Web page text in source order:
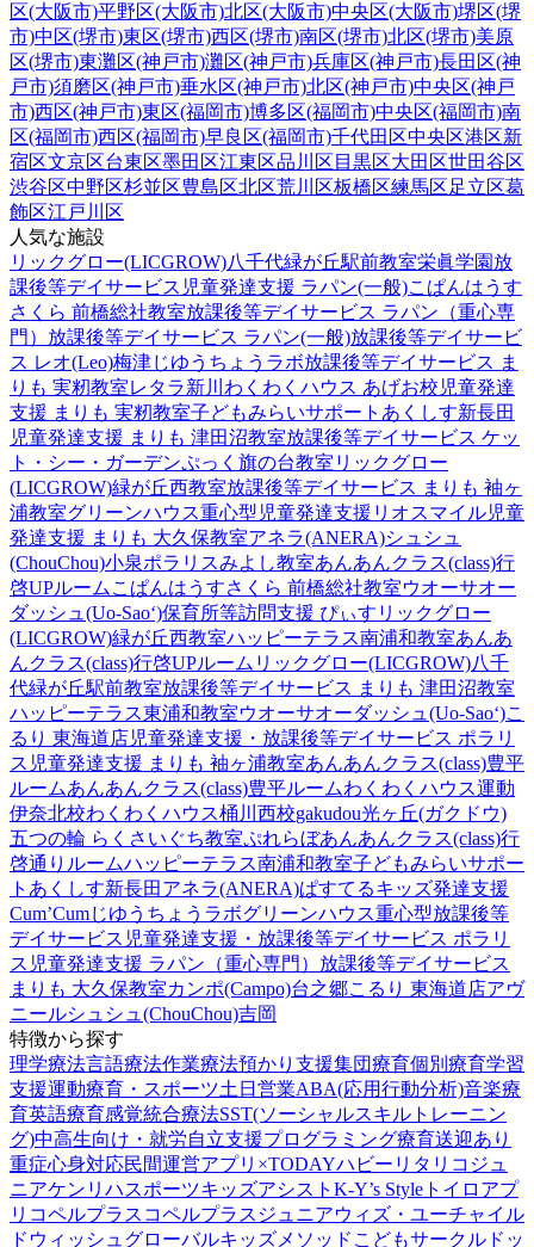
区(大阪市)平野区(大阪市)北区(大阪市)中央区(大阪市)堺区(堺
市)中区(堺市)東区(堺市)西区(堺市)南区(堺市)北区(堺市)美原
区(堺市)東灘区(神戸市)灘区(神戸市)兵庫区(神戸市)長田区(神
戸市)須磨区(神戸市)垂水区(神戸市)北区(神戸市)中央区(神戸
市)西区(神戸市)東区(福岡市)博多区(福岡市)中央区(福岡市)南
区(福岡市)西区(福岡市)早良区(福岡市)千代田区中央区港区新
宿区文京区台東区墨田区江東区品川区 目黒区大田区世田谷区
渋谷区中野区杉並区豊島区北区荒川区板橋区練馬区足立区葛
飾区江戸川区
人気な施設
リックグロー(LICGROW)八千代緑が丘駅前教室栄眞学園放
課後等デイサービス 児童発達支援 ラパン(一般)こぱんはうす
さくら 前橋総社教室放課後等デイサービス ラパン（重心専
門） 放課後等デイサービス ラパン(一般)放課後等デイサービ
ス レオ(Leo)梅津じゆうちょうラボ放課後等デイサービス ま
りも 実籾教室レタラ新川 わくわくハウス あげお校 児童発達
支援 まりも 実籾教室子どもみらいサポートあくしす新長田
児童発達支援 まりも 津田沼教室放課後等デイサービス ケッ
ト・シー・ガーデンぷっく旗の台教室 リックグロー
(LICGROW)緑が丘西教室放課後等デイサービス まりも 袖ヶ
浦教室グリーンハウス重心型児童発達支援 リオスマイル児童
発達支援 まりも 大久保教室アネラ(ANERA)シュシュ
(ChouChou)小泉ポラリスみよし教室あんあんクラス(class)行
啓UPルームこぱんはうすさくら 前橋総社教室ウオーサオー
ダッシュ(Uo-Sao‘)保育所等訪問支援 ぴぃす リックグロー
(LICGROW)緑が丘西教室ハッピーテラス南浦和教室あんあ
んクラス(class)行啓UPルーム リックグロー(LICGROW)八千
代緑が丘駅前教室放課後等デイサービス まりも 津田沼教室
ハッピーテラス東浦和教室ウオーサオーダッシュ(Uo-Sao‘)こ
るり 東海道店児童発達支援・放課後等デイサービス ポラリ
ス 児童発達支援 まりも 袖ヶ浦教室あんあんクラス(class)豊平
ルームあんあんクラス(class)豊平ルームわくわくハウス運動
伊奈北校わくわくハウス桶川西校gakudou光ヶ丘(ガクドウ)
五つの輪 らくさいぐち教室ぷれらぼあんあんクラス(class)行
啓通りルームハッピーテラス南浦和教室子どもみらいサポー
トあくしす新長田 アネラ(ANERA)ぱすてるキッズ発達支援
Cum’Cumじゆうちょうラボグリーンハウス重心型放課後等
デイサービス 児童発達支援・放課後等デイサービス ポラリ
ス 児童発達支援 ラパン（重心専門） 放課後等デイサービス
まりも 大久保教室カンポ(Campo)台之郷こるり 東海道店アヴ
ニールシュシュ(ChouChou)吉岡
特徴から探す
理学療法言語療法作業療法預かり支援集団療育個別療育学習
支援運動療育・スポーツ土日営業ABA(応用行動分析)音楽療
育英語療育感覚統合療法SST(ソーシャルスキルトレーニン
グ)中高生向け・就労自立支援プログラミング療育送迎あり
重症心身対応民間運営アプリ×TODAYハビー リタリコジュ
ニアケンリハスポーツキッズアシスト K-Y’s Style トイロ アプ
リ コペルプラス コペルプラスジュニアウィズ・ユーチャイル
ドウィッシュグローバルキッズメソッド こどもサークル ドッ